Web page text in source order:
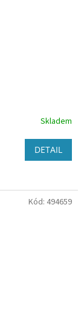
Skladem
DETAIL
Kód: 494659